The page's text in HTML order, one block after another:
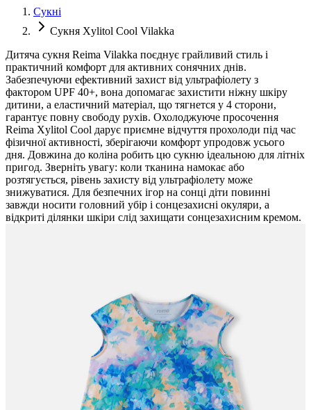
Сукні
Сукня Xylitol Cool Vilakka
Дитяча сукня Reima Vilakka поєднує грайливий стиль і
практичний комфорт для активних сонячних днів.
Забезпечуючи ефективний захист від ультрафіолету з
фактором UPF 40+, вона допомагає захистити ніжну шкіру
дитини, а еластичний матеріал, що тягнется у 4 сторони,
гарантує повну свободу рухів. Охолоджуюче просочення
Reima Xylitol Cool дарує приємне відчуття прохолоди під час
фізичної активності, зберігаючи комфорт упродовж усього
дня. Довжина до коліна робить цю сукню ідеальною для літніх
пригод. Зверніть увагу: коли тканина намокає або
розтягується, рівень захисту від ультрафіолету може
знижуватися. Для безпечних ігор на сонці діти повинні
завжди носити головний убір і сонцезахисні окуляри, а
відкриті ділянки шкіри слід захищати сонцезахисним кремом.